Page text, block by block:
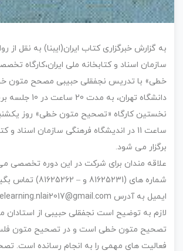
به گزارش خبرگزاری کتاب ایران(ایبنا) به نقل از
سازمان اسناد و کتابخانه ملی ایران،کارگاه
خطی» با تدریس نجفقلی حبیبی مصحح متون
دانشگاه تهران، به مدت 20 ساعت در 10 جلسه برپا می شود.
ساعت 11 در اندیشگاه فرهنگی سازمان اسناد و
برگزار می شود.
علاقه مندان برای شرکت در این دوره تخصصی می
شماره های (81625231 و
ایمیل به آدرس elearning.nlai2017@gmail.com اقدام کنند.
لازم به توضیح است نجفقلی حبیبی از استادان
تصحیح متون خطی است و در تصحیح متون
فعالیت های مهمی را به انجام رسانده است.